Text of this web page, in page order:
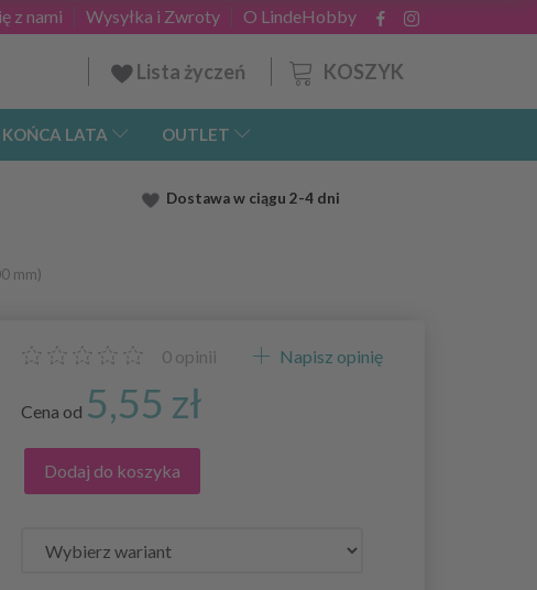
O LindeHobby
Wysyłka i Zwroty
z nami
KOSZYK
Lista życzeń
LATA OUTLET
Dostawaw ciągu 2-4 dni
mm)
0 opinii Napisz opinię
Cena od 5,55 zł
Dodaj do koszyka